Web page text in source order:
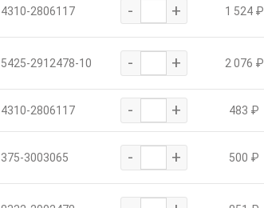
4310-2806117 - + 1 524 ₽
5425-2912478-10 - + 2 076 ₽
4310-2806117 - + 483 ₽
375-3003065 - + 500 ₽